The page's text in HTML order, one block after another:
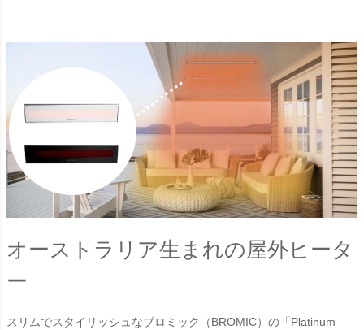
オーストラリア生まれの屋外ヒータ
ー
スリムでスタイリッシュなブロミック（BROMIC）の「Platinum